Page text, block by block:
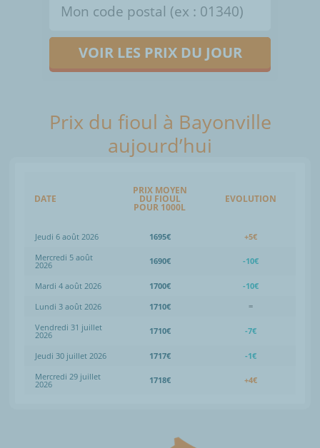
VOIR LES PRIX DU JOUR
Prix du fioul à Bayonville
aujourd’hui
DATE
PRIX MOYEN
DU FIOUL
POUR 1000L
EVOLUTION
Jeudi 6 août 2026 1695€
+5€
Mercredi 5 août
2026 1690€ -10€
Mardi 4 août 2026 1700€
-10€
Lundi 3 août 2026
1710€
=
Vendredi 31 juillet
2026 1710€ -7€
Jeudi 30 juillet 2026 1717€
-1€
Mercredi 29 juillet
2026 1718€ +4€